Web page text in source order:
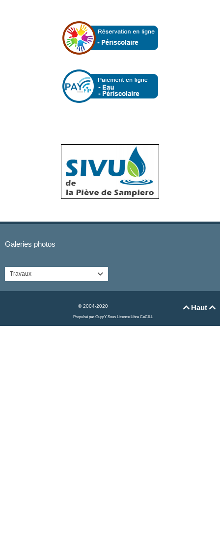
Galeries photos
Travaux 
Haut 
© 2004-2020
Propulsé par GuppY Sous Licence Libre CeCILL